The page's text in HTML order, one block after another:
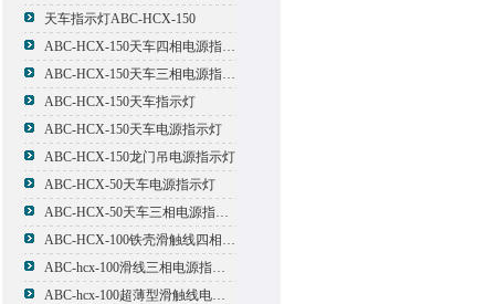
天车指示灯ABC-HCX-150
ABC-HCX-150天车四相电源指示灯
ABC-HCX-150天车三相电源指示灯
ABC-HCX-150天车指示灯
ABC-HCX-150天车电源指示灯
ABC-HCX-150龙门吊电源指示灯
ABC-HCX-50天车电源指示灯
ABC-HCX-50天车三相电源指示灯
ABC-HCX-100铁壳滑触线四相电源指示灯
ABC-hcx-100滑线三相电源指示灯
ABC-hcx-100超薄型滑触线电源指示灯